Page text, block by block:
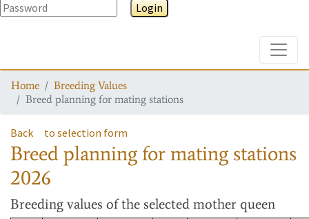
Login
Home
Breeding Values
Breed planning for mating stations
Back to selection form
Breed planning for mating stations
2026
Breeding values of the selected mother queen